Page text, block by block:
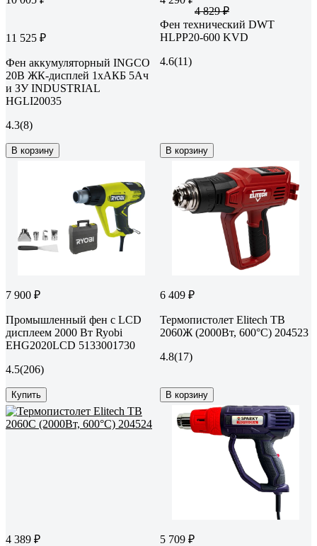
11 525 ₽
Фен аккумуляторный INGCO
20В ЖК-дисплей 1хАКБ 5Ач
и ЗУ INDUSTRIAL
HGLI20035
4.3(8)
В корзину
4 829 ₽
Фен технический DWT
HLPP20-600 KVD
4.6(11)
В корзину
7 900 ₽
Промышленный фен с LCD
дисплеем 2000 Вт Ryobi
EHG2020LCD 5133001730
4.5(206)
Купить
6 409 ₽
Термопистолет Elitech ТВ
2060Ж (2000Вт, 600°С) 204523
4.8(17)
В корзину
4 389 ₽ 5 709 ₽